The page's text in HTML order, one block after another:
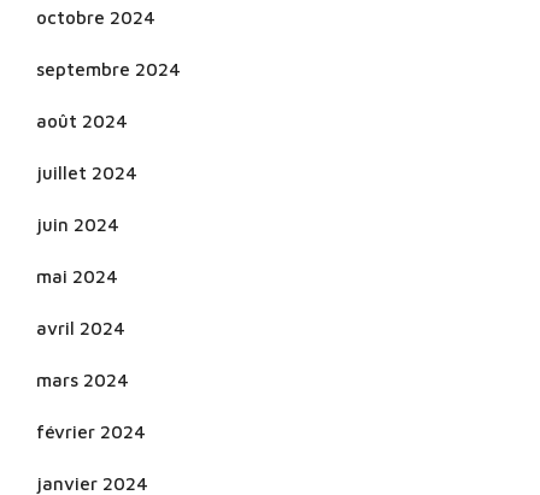
octobre 2024
septembre 2024
août 2024
juillet 2024
juin 2024
mai 2024
avril 2024
mars 2024
février 2024
janvier 2024